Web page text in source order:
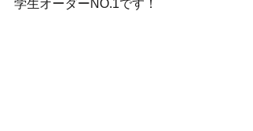
学生オーダーNO.1です！